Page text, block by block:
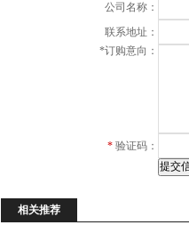
公司名称：
联系地址：
*订购意向：
* 验证码：
相关推荐